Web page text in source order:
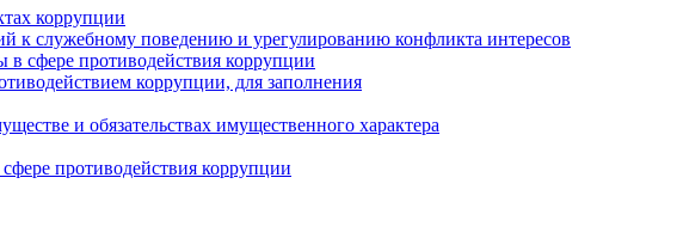
коррупции
к служебному поведению и урегулированию конфликта интересов
сфере противодействия коррупции
коррупции, для заполнения
и обязательствах имущественного характера
противодействия коррупции